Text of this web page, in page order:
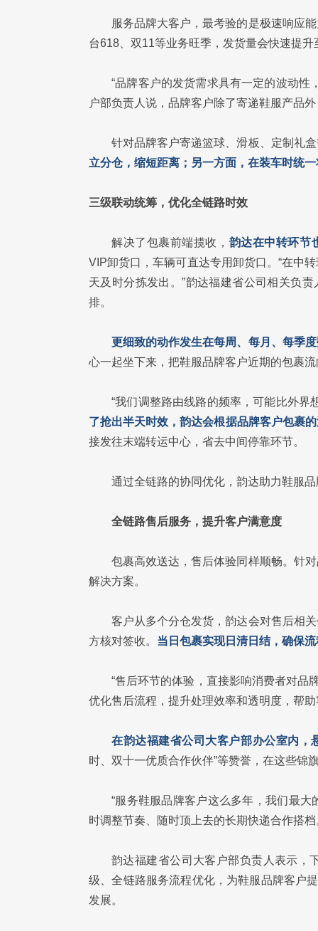
服务品牌大客户，最考验的是极速响应
台618、双11等业务旺季，发货量会快速提
“品牌客户的发货需求具有一定的波动性
户部负责人说，品牌客户除了寄递鞋服产品
针对品牌客户寄递篮球、滑板、定制礼
立分仓，缩短距离；另一方面，在装车时统
三级联动统筹，优化全链路时效
解决了包裹前端揽收， 韵达在中转环节
VIP卸货口，车辆可直达专用卸货口。“在中
天及时分拣发出。”韵达福建省公司相关负
排。
更细致的动作发生在每周、每月、每季
心一起坐下来，把鞋服品牌客户近期的包裹
“我们调整路由线路的频率，可能比外界
了抢出半天时效，韵达会根据品牌客户包裹
接发往末端转运中心，省去中间停靠环节。
通过全链路的协同优化，韵达助力鞋服
全链路售后服务，提升客户满意度
包裹高效送达，售后体验同样顺畅。针
解决方案。
客户从多个分仓发货，韵达会对售后相
方核对签收。 当日包裹实现日清日结，确保
“售后环节的体验，直接影响消费者对品
优化售后流程，提升处理效率和透明度，帮
在韵达福建省公司大客户部办公室内，
时、双十一优质合作伙伴”等赞誉，在这些锦
“服务鞋服品牌客户这么多年，我们最
时调整节奏、随时顶上去的长期快递合作搭档
韵达福建省公司大客户部负责人表示，
级、全链路服务流程优化，为鞋服品牌客户
发展。